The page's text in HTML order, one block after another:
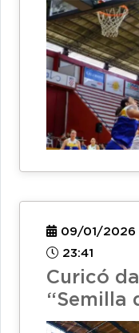
09/01/2026
23:41
Curicó
“Semilla